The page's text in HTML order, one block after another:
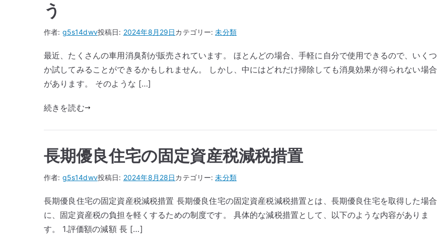
う
作者: g5s14dwv投稿日: 2024年8月29日カテゴリー:未分類
最近、たくさんの車用消臭剤が販売されています。 ほとんどの場合、手軽に自分で使用できるので、いくつ
か試してみることができるかもしれません。 しかし、中にはどれだけ掃除しても消臭効果が得られない場合
があります。 そのような […]
続きを読む
長期優良住宅の固定資産税減税措置
作者: g5s14dwv投稿日: 2024年8月28日カテゴリー:未分類
長期優良住宅の固定資産税減税措置 長期優良住宅の固定資産税減税措置とは、長期優良住宅を取得した場合
に、固定資産税の負担を軽くするための制度です。 具体的な減税措置として、以下のような内容がありま
す。 1.評価額の減額 長 […]